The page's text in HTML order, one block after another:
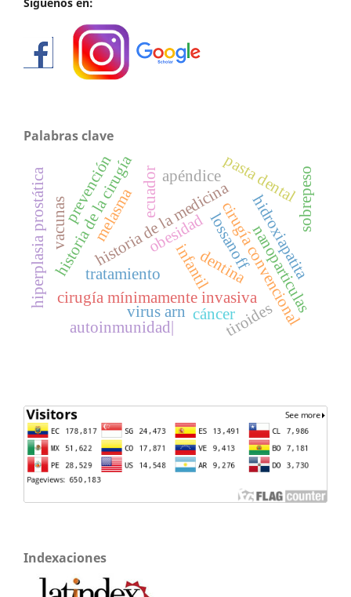
Síguenos en:
Palabras clave
historia de la medicinacirugía convencional
cirugía mínimamente invasiva
historia de la cirugíaecuador
obesidad
infantil
prevención
tratamiento nanoparticulas
hidroxiapatita
dentina
pasta dental
apéndice
lossanoff
hiperplasia prostática
virus arn
vacunas
cáncer
sobrepeso
melasma
autoinmunidad| tiroides
Indexaciones